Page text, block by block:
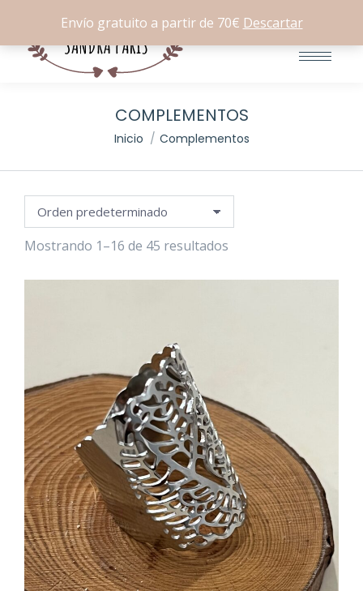
Envío gratuito a partir de 70€ Descartar
COMPLEMENTOS
Estás aquí:
Inicio Complementos
Mostrando 1–16 de 45 resultados